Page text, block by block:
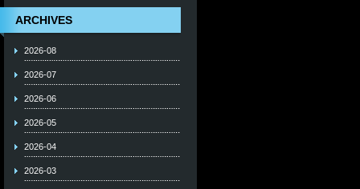
ARCHIVES
2026-08
2026-07
2026-06
2026-05
2026-04
2026-03